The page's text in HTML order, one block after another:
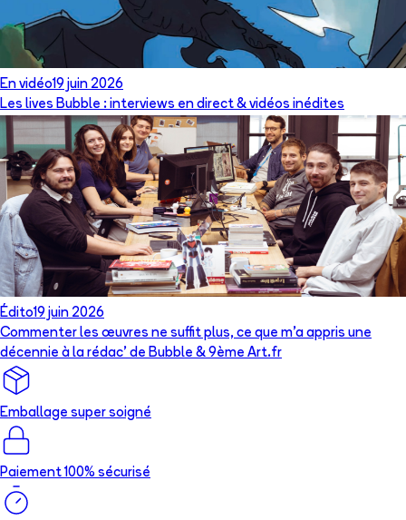
En vidéo19 juin 2026
Les lives Bubble : interviews en direct & vidéos inédites
Édito19 juin 2026
Commenter les œuvres ne suffit plus, ce que m’a appris une
décennie à la rédac’ de Bubble & 9ème Art.fr
Emballage super soigné
Paiement 100% sécurisé